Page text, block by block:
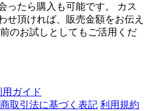
ったら購入も可能です。 カス
せ頂ければ、販売金額をお伝え
のお試しとしてもご活用くだ
用ガイド
取引法に基づく表記 利用規約